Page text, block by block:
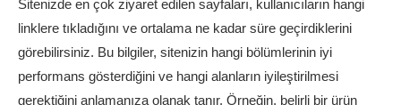
Sitenizde en çok ziyaret edilen sayfaları, kullanıcıların hangi
linklere tıkladığını ve ortalama ne kadar süre geçirdiklerini
görebilirsiniz. Bu bilgiler, sitenizin hangi bölümlerinin iyi
performans gösterdiğini ve hangi alanların iyileştirilmesi
gerektiğini anlamanıza olanak tanır. Örneğin, belirli bir ürün